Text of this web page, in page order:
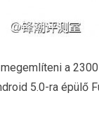
a
5.0-ra épülő